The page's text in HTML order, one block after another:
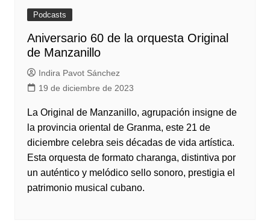
Podcasts
Aniversario 60 de la orquesta Original
de Manzanillo
Indira Pavot Sánchez
19 de diciembre de 2023
La Original de Manzanillo, agrupación insigne de
la provincia oriental de Granma, este 21 de
diciembre celebra seis décadas de vida artística.
Esta orquesta de formato charanga, distintiva por
un auténtico y melódico sello sonoro, prestigia el
patrimonio musical cubano.